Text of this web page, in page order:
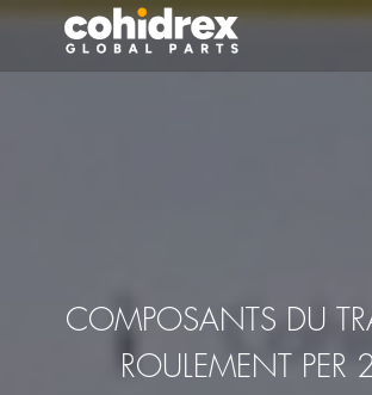
COMPOSANTS DU
ROULEMENT PER